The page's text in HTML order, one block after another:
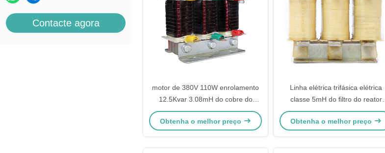
Contacte agora
motor de 380V 110W enrolamento
12.5Kvar 3.08mH do cobre do
reator de 3 fases
Obtenha o melhor preço
Linha elétrica trifásica elétrica
classe 5mH do filtro do reator
100Kvar 250A F
Obtenha o melhor preço